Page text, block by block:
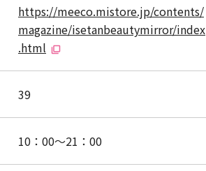
https://meeco.mistore.jp/contents/
magazine/isetanbeautymirror/index
.html
39
10：00～21：00